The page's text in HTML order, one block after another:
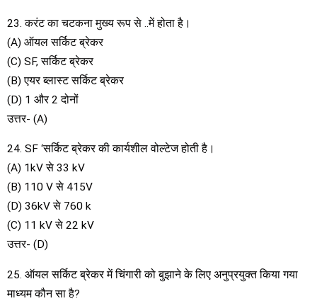
23. करंट का चटकना मुख्य रूप से ..में होता है।
(A) ऑयल सर्किट ब्रेकर
(C) SF, सर्किट ब्रेकर
(B) एयर ब्लास्ट सर्किट ब्रेकर
(D) 1 और 2 दोनों
उत्तर- (A)
24. SF ‘सर्किट ब्रेकर की कार्यशील वोल्टेज होती है।
(A) 1kV से 33 kV
(B) 110 V से 415V
(D) 36kV से 760 k
(C) 11 kV से 22 kV
उत्तर- (D)
25. ऑयल सर्किट ब्रेकर में चिंगारी को बुझाने के लिए अनुप्रयुक्त किया गया
माध्यम कौन सा है?